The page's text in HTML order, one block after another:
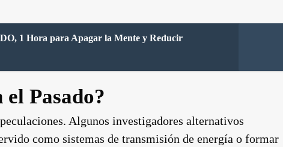
1 Hora para Apagar la Mente y Reducir
Pasado?
Algunos investigadores alternativos
como sistemas de transmisión de energía o formar